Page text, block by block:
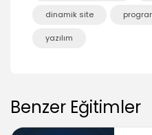
06:18
Menüyü
göstermek
dinamik site
yazılım
Benzer Eğitimler